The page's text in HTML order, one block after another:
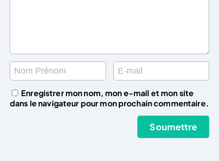
Enregistrer mon nom, mon e-mail et mon site
dans le navigateur pour mon prochain commentaire.